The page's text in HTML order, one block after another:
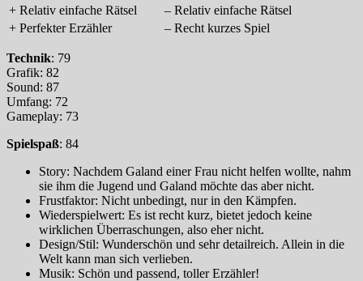
+ Relativ einfache Rätsel
– Relativ einfache Rätsel
+ Perfekter Erzähler
– Recht kurzes Spiel
Technik: 79
Grafik: 82
Sound: 87
Umfang: 72
Gameplay: 73
Spielspaß: 84
Story: Nachdem Galand einer Frau nicht helfen wollte, nahm
sie ihm die Jugend und Galand möchte das aber nicht.
Frustfaktor: Nicht unbedingt, nur in den Kämpfen.
Wiederspielwert: Es ist recht kurz, bietet jedoch keine
wirklichen Überraschungen, also eher nicht.
Design/Stil: Wunderschön und sehr detailreich. Allein in die
Welt kann man sich verlieben.
Musik: Schön und passend, toller Erzähler!